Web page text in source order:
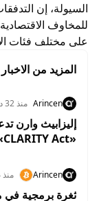
السيولة، إن
للمخاوف
على مختلف فئات
المزيد من الاخبار
Arincen منذ 32 دقيقة
إليزابيث وارن
«CLARITY Act» لتعزيز حماية المستثمرين
Arincen منذ 4 ساعات